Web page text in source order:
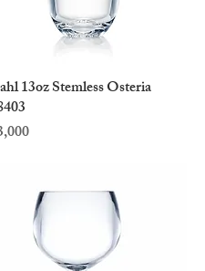
クイックビュー
13oz Stemless Osteria